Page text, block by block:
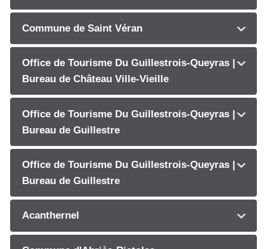
Commune de Saint Véran
Office de Tourisme Du Guillestrois-Queyras |
Bureau de Château Ville-Vieille
Office de Tourisme Du Guillestrois-Queyras |
Bureau de Guillestre
Office de Tourisme Du Guillestrois-Queyras |
Bureau de Guillestre
Acanthernel